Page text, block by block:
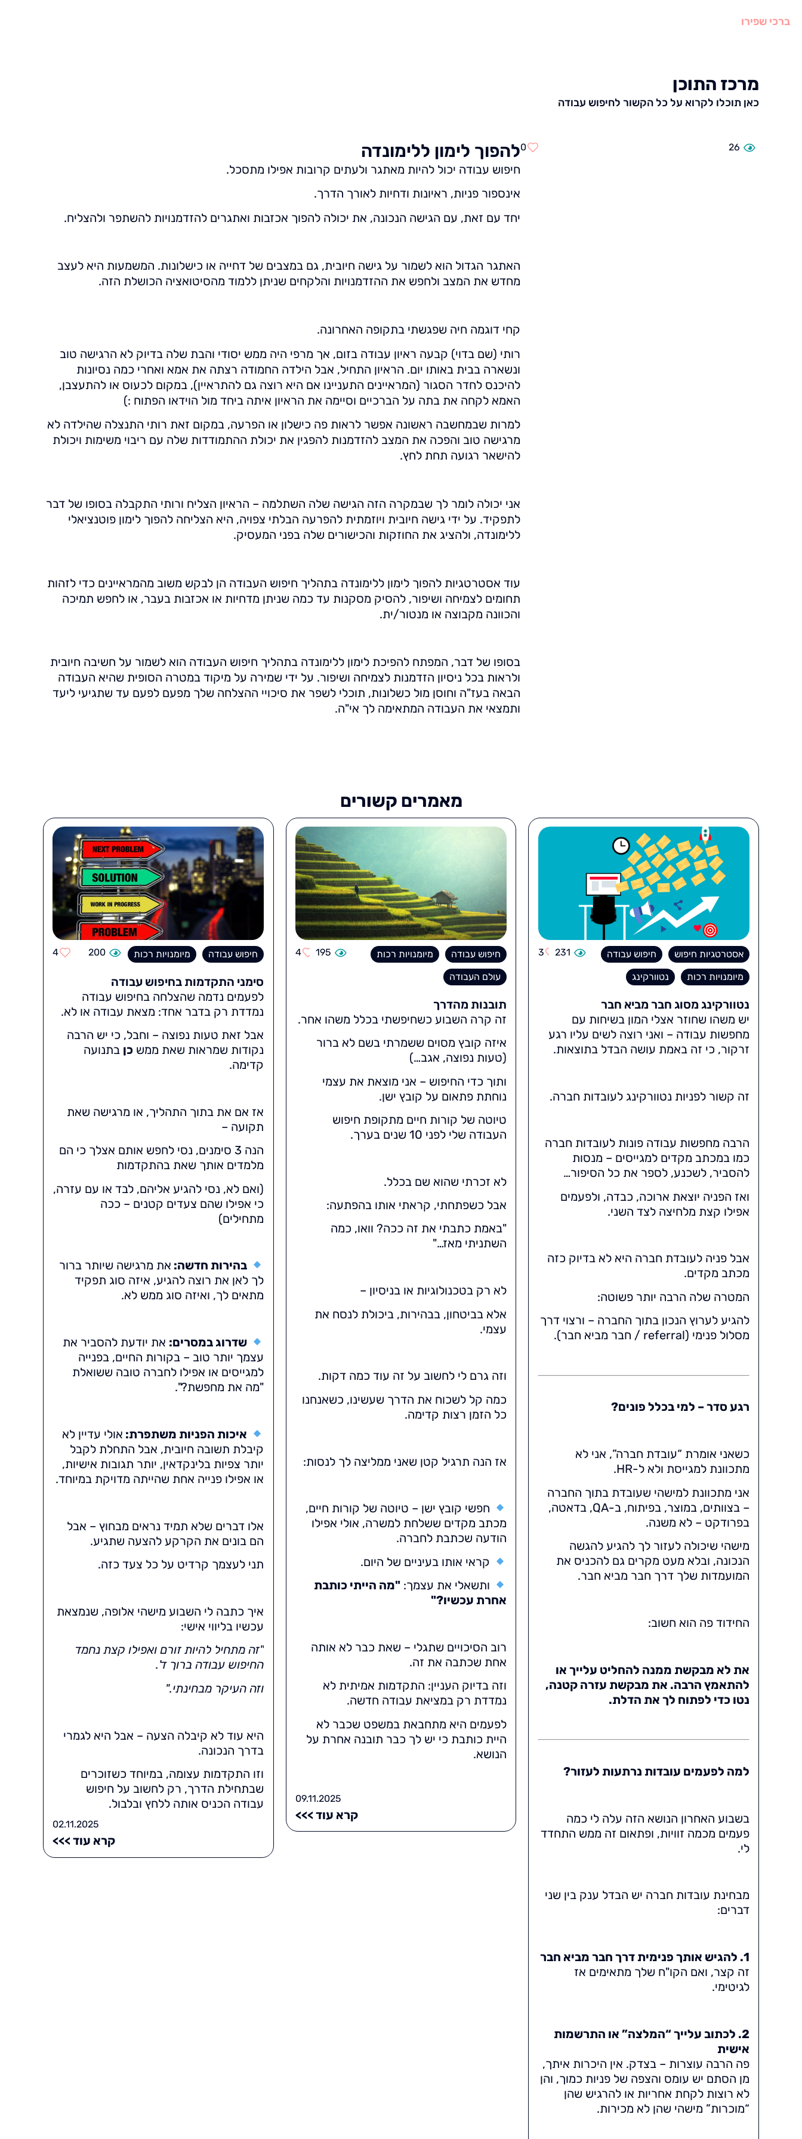
ברכי שפירו
מרכז התוכן
כאן תוכלו לקרוא על כל הקשור לחיפוש עבודה
26
0להפוך לימון ללימונדה
חיפוש עבודה יכול להיות מאתגר ולעתים קרובות אפילו מתסכל.
אינספור פניות, ראיונות ודחיות לאורך הדרך.
יחד עם זאת, עם הגישה הנכונה, את יכולה להפוך אכזבות ואתגרים להזדמנויות להשתפר ולהצליח.
האתגר הגדול הוא לשמור על גישה חיובית, גם במצבים של דחייה או כישלונות. המשמעות היא לעצב
מחדש את המצב ולחפש את ההזדמנויות והלקחים שניתן ללמוד מהסיטואציה הכושלת הזה.
קחי דוגמה חיה שפגשתי בתקופה האחרונה.
רותי (שם בדוי) קבעה ראיון עבודה בזום, אך מרפי היה ממש יסודי והבת שלה בדיוק לא הרגישה טוב
ונשארה בבית באותו יום. הראיון התחיל, אבל הילדה החמודה רצתה את אמא ואחרי כמה נסיונות
להיכנס לחדר הסגור (המראיינים התעניינו אם היא רוצה גם להתראיין), במקום לכעוס או להתעצבן,
האמא לקחה את בתה על הברכיים וסיימה את הראיון איתה ביחד מול הוידאו הפתוח :)
למרות שבמחשבה ראשונה אפשר לראות פה כישלון או הפרעה, במקום זאת רותי התנצלה שהילדה לא
מרגישה טוב והפכה את המצב להזדמנות להפגין את יכולת ההתמודדות שלה עם ריבוי משימות ויכולת
להישאר רגועה תחת לחץ.
אני יכולה לומר לך שבמקרה הזה הגישה שלה השתלמה – הראיון הצליח ורותי התקבלה בסופו של דבר
לתפקיד. על ידי גישה חיובית ויוזמתית להפרעה הבלתי צפויה, היא הצליחה להפוך לימון פוטנציאלי
ללימונדה, ולהציג את החוזקות והכישורים שלה בפני המעסיק.
עוד אסטרטגיות להפוך לימון ללימונדה בתהליך חיפוש העבודה הן לבקש משוב מהמראיינים כדי לזהות
תחומים לצמיחה ושיפור, להסיק מסקנות עד כמה שניתן מדחיות או אכזבות בעבר, או לחפש תמיכה
והכוונה מקבוצה או מנטור/ית.
בסופו של דבר, המפתח להפיכת לימון ללימונדה בתהליך חיפוש העבודה הוא לשמור על חשיבה חיובית
ולראות בכל ניסיון הזדמנות לצמיחה ושיפור. על ידי שמירה על מיקוד במטרה הסופית שהיא העבודה
הבאה בעז"ה וחוסן מול כשלונות, תוכלי לשפר את סיכויי ההצלחה שלך מפעם לפעם עד שתגיעי ליעד
ותמצאי את העבודה המתאימה לך אי"ה.
מאמרים קשורים
אסטרטגיות חיפוש
חיפוש עבודה
מיומנויות רכות
נטוורקינג
231
3
נטוורקינג מסוג חבר מביא חבר
יש משהו שחוזר אצלי המון בשיחות עם
מחפשות עבודה – ואני רוצה לשים עליו רגע
זרקור, כי זה באמת עושה הבדל בתוצאות.
זה קשור לפניות נטוורקינג לעובדות חברה.
הרבה מחפשות עבודה פונות לעובדות חברה
כמו במכתב מקדים למגייסים – מנסות
להסביר, לשכנע, לספר את כל הסיפור…
ואז הפניה יוצאת ארוכה, כבדה, ולפעמים
אפילו קצת מלחיצה לצד השני.
אבל פניה לעובדת חברה היא לא בדיוק כזה
מכתב מקדים.
המטרה שלה הרבה יותר פשוטה:
להגיע לערוץ הנכון בתוך החברה – ורצוי דרך
מסלול פנימי (referral / חבר מביא חבר).
רגע סדר – למי בכלל פונים?
כשאני אומרת “עובדת חברה”, אני לא
מתכוונת למגייסת ולא ל-HR.
אני מתכוונת למישהי שעובדת בתוך החברה
– בצוותים, במוצר, בפיתוח, ב-QA, בדאטה,
בפרודקט – לא משנה.
מישהי שיכולה לעזור לך להגיע להגשה
הנכונה, ובלא מעט מקרים גם להכניס את
המועמדות שלך דרך חבר מביא חבר.
החידוד פה הוא חשוב:
את לא מבקשת ממנה להחליט עלייך או
להתאמץ הרבה. את מבקשת עזרה קטנה,
נטו כדי לפתוח לך את הדלת.
למה לפעמים עובדות נרתעות לעזור?
בשבוע האחרון הנושא הזה עלה לי כמה
פעמים מכמה זוויות, ופתאום זה ממש התחדד
לי.
מבחינת עובדות חברה יש הבדל ענק בין שני
דברים:
1. להגיש אותך פנימית דרך חבר מביא חבר
זה קצר, ואם הקו"ח שלך מתאימים אז
לגיטימי.
2. לכתוב עלייך “המלצה” או התרשמות
אישית
פה הרבה עוצרות – בצדק. אין היכרות איתך,
מן הסתם יש עומס והצפה של פניות כמוך, והן
לא רוצות לקחת אחריות או להרגיש שהן
“מוכרות” מישהי שהן לא מכירות.
חיפוש עבודה
מיומנויות רכות
עולם העבודה
195
4
תובנות מהדרך
זה קרה השבוע כשחיפשתי בכלל משהו אחר.
איזה קובץ מסוים ששמרתי בשם לא ברור
(טעות נפוצה, אגב…)
ותוך כדי החיפוש – אני מוצאת את עצמי
נוחתת פתאום על קובץ ישן.
טיוטה של קורות חיים מתקופת חיפוש
העבודה שלי לפני 10 שנים בערך.
לא זכרתי שהוא שם בכלל.
אבל כשפתחתי, קראתי אותו בהפתעה:
"באמת כתבתי את זה ככה? וואו, כמה
השתניתי מאז…"
לא רק בטכנולוגיות או בניסיון –
אלא בביטחון, בבהירות, ביכולת לנסח את
עצמי.
וזה גרם לי לחשוב על זה עוד כמה דקות.
כמה קל לשכוח את הדרך שעשינו, כשאנחנו
כל הזמן רצות קדימה.
אז הנה תרגיל קטן שאני ממליצה לך לנסות:
חפשי קובץ ישן – טיוטה של קורות חיים,
מכתב מקדים ששלחת למשרה, אולי אפילו
הודעה שכתבת לחברה.
קראי אותו בעיניים של היום.
ותשאלי את עצמך: "מה הייתי כותבת
אחרת עכשיו?"
רוב הסיכויים שתגלי – שאת כבר לא אותה
אחת שכתבה את זה.
וזה בדיוק העניין: התקדמות אמיתית לא
נמדדת רק במציאת עבודה חדשה.
לפעמים היא מתחבאת במשפט שכבר לא
היית כותבת כי יש לך כבר תובנה אחרת על
הנושא.
09.11.2025
קרא עוד >>>
חיפוש עבודה מיומנויות רכות 200
4
סימני התקדמות בחיפוש עבודה
לפעמים נדמה שהצלחה בחיפוש עבודה
נמדדת רק בדבר אחד: מצאת עבודה או לא.
אבל זאת טעות נפוצה – וחבל, כי יש הרבה
נקודות שמראות שאת ממש כן בתנועה
קדימה.
אז אם את בתוך התהליך, או מרגישה שאת
תקועה –
הנה 3 סימנים, נסי לחפש אותם אצלך כי הם
מלמדים אותך שאת בהתקדמות
(ואם לא, נסי להגיע אליהם, לבד או עם עזרה,
כי אפילו שהם צעדים קטנים – ככה
מתחילים)
בהירות חדשה: את מרגישה שיותר ברור
לך לאן את רוצה להגיע, איזה סוג תפקיד
מתאים לך, ואיזה סוג ממש לא.
שדרוג במסרים: את יודעת להסביר את
עצמך יותר טוב – בקורות החיים, בפנייה
למגייסים או אפילו לחברה טובה ששואלת
"מה את מחפשת?".
איכות הפניות משתפרת: אולי עדיין לא
קיבלת תשובה חיובית, אבל התחלת לקבל
יותר צפיות בלינקדאין, יותר תגובות אישיות,
או אפילו פנייה אחת שהייתה מדויקת במיוחד.
אלו דברים שלא תמיד נראים מבחוץ – אבל
הם בונים את הקרקע להצעה שתגיע.
תני לעצמך קרדיט על כל צעד כזה.
איך כתבה לי השבוע מישהי אלופה, שנמצאת
עכשיו בליווי אישי:
"זה מתחיל להיות זורם ואפילו קצת נחמד
החיפוש עבודה ברוך ד'.
וזה העיקר מבחינתי."
היא עוד לא קיבלה הצעה – אבל היא לגמרי
בדרך הנכונה.
וזו התקדמות עצומה, במיוחד כשזוכרים
שבתחילת הדרך, רק לחשוב על חיפוש
עבודה הכניס אותה ללחץ ובלבול.
02.11.2025
קרא עוד >>>